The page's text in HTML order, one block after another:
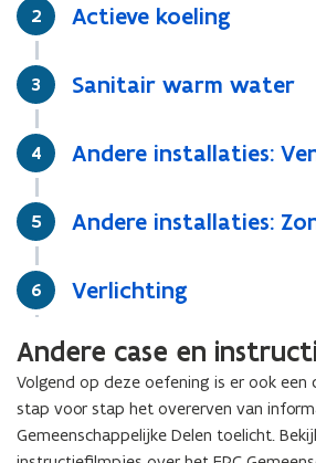
Stap
2 Actieve koeling
Stap
3 Sanitair warm water
Stap
4 Andere installaties:
Stap
5 Andere installaties:
Stap
6 Verlichting
Andere case en
Volgend op deze oefening is er ook een
stap voor stap het overerven van
Gemeenschappelijke Delen toelicht.